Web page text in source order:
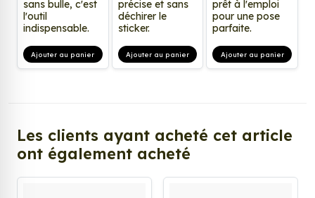
sans bulle, c'est
l'outil
indispensable.
Ajouter au panier
précise et sans
déchirer le
sticker.
Ajouter au panier
prêt à l'emploi
pour une pose
parfaite.
Ajouter au panier
Les clients ayant acheté cet article
ont également acheté